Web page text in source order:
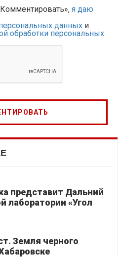
я даю
данных и
обработки персональных
представит Дальний
лаборатории «Угол
Земля черного